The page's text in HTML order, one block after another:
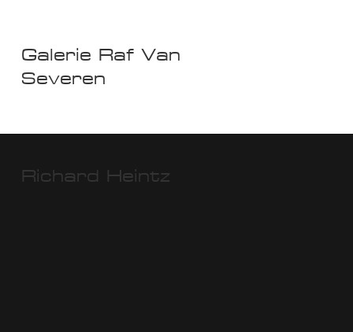
Galerie Raf Van
Severen
Richard Heintz